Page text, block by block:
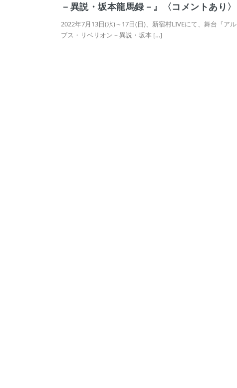
－異説・坂本龍馬録－』〈コメントあり〉
2022年7月13日(水)～17日(日)、新宿村LIVEにて、舞台『アル
ブス・リベリオン－異説・坂本 […]